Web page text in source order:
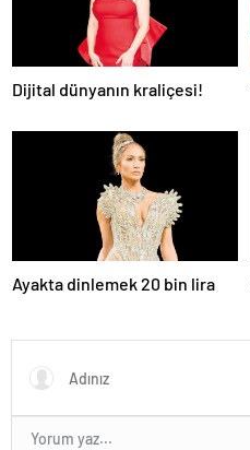
Dijital dünyanın kraliçesi!
Ayakta dinlemek 20 bin lira